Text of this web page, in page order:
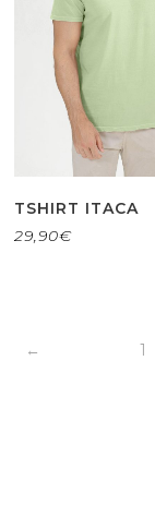
TSHIRT ITACA
29,90€
← 1